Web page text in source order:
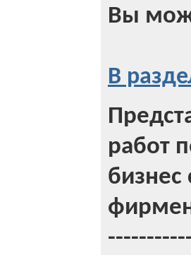
Вы
В
работ
бизнес